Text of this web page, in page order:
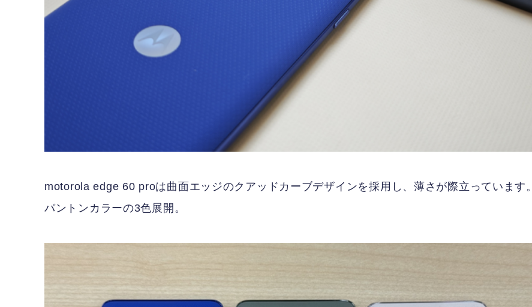
motorola edge 60 proは曲面エッジのクアッドカーブデザインを採用し、薄さが際立っています。
パントンカラーの3色展開。